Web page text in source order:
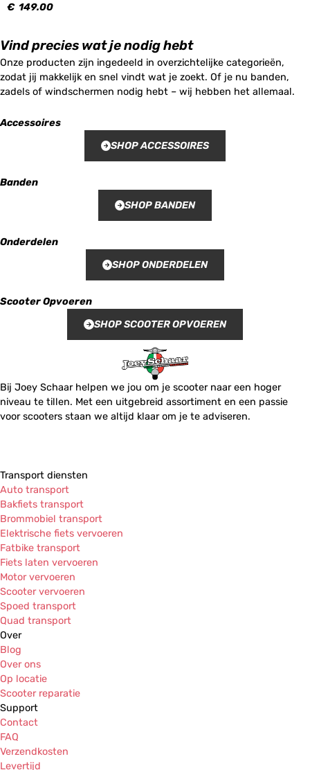
€ 149.00
Vind precies wat je nodig hebt
Onze producten zijn ingedeeld in overzichtelijke categorieën,
zodat jij makkelijk en snel vindt wat je zoekt. Of je nu banden,
zadels of windschermen nodig hebt – wij hebben het allemaal.
Accessoires
SHOP ACCESSOIRES
Banden
SHOP BANDEN
Onderdelen
SHOP ONDERDELEN
Scooter Opvoeren
SHOP SCOOTER OPVOEREN
Bij Joey Schaar helpen we jou om je scooter naar een hoger
niveau te tillen. Met een uitgebreid assortiment en een passie
voor scooters staan we altijd klaar om je te adviseren.
Transport diensten
Auto transport
Bakfiets transport
Brommobiel transport
Elektrische fiets vervoeren
Fatbike transport
Fiets laten vervoeren
Motor vervoeren
Scooter vervoeren
Spoed transport
Quad transport
Over
Blog
Over ons
Op locatie
Scooter reparatie
Support
Contact
FAQ
Verzendkosten
Levertijd